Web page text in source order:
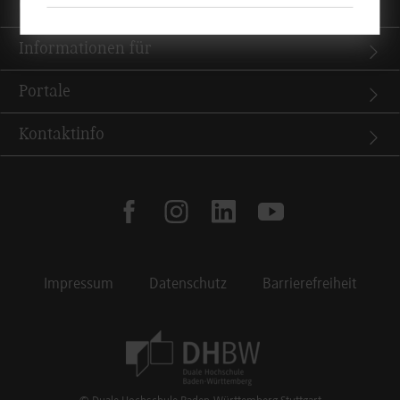
Quicklinks
Informationen für
Portale
Kontaktinfo
facebookinstagramlinkedinyoutube
Impressum Datenschutz Barrierefreiheit